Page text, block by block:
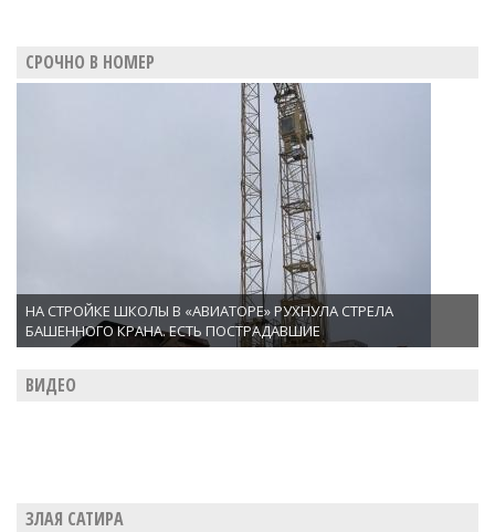
СРОЧНО В НОМЕР
НА СТРОЙКЕ ШКОЛЫ В «АВИАТОРЕ» РУХНУЛА СТРЕЛА
БАШЕННОГО КРАНА. ЕСТЬ ПОСТРАДАВШИЕ
ВИДЕО
ЗЛАЯ САТИРА